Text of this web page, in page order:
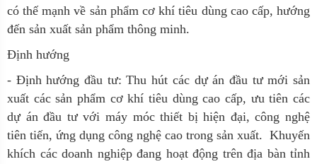
có thế mạnh về sản phẩm cơ khí tiêu dùng cao cấp, hướng
đến sản xuất sản phẩm thông minh.
Định hướng
- Định hướng đầu tư: Thu hút các dự án đầu tư mới sản
xuất các sản phẩm cơ khí tiêu dùng cao cấp, ưu tiên các
dự án đầu tư với máy móc thiết bị hiện đại, công nghệ
tiên tiến, ứng dụng công nghệ cao trong sản xuất. Khuyến
khích các doanh nghiệp đang hoạt động trên địa bàn tỉnh